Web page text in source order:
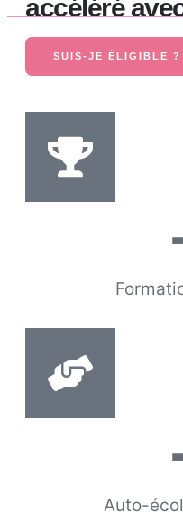
accéléré
SUIS-JE ÉLIGIBLE ?
Auto-